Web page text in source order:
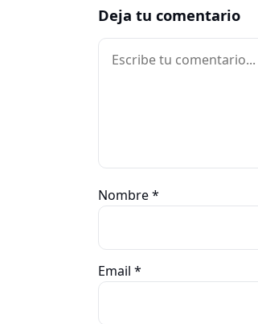
Deja tu comentario
Comentario
Nombre*
Email *